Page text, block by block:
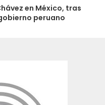
en México, tras
peruano